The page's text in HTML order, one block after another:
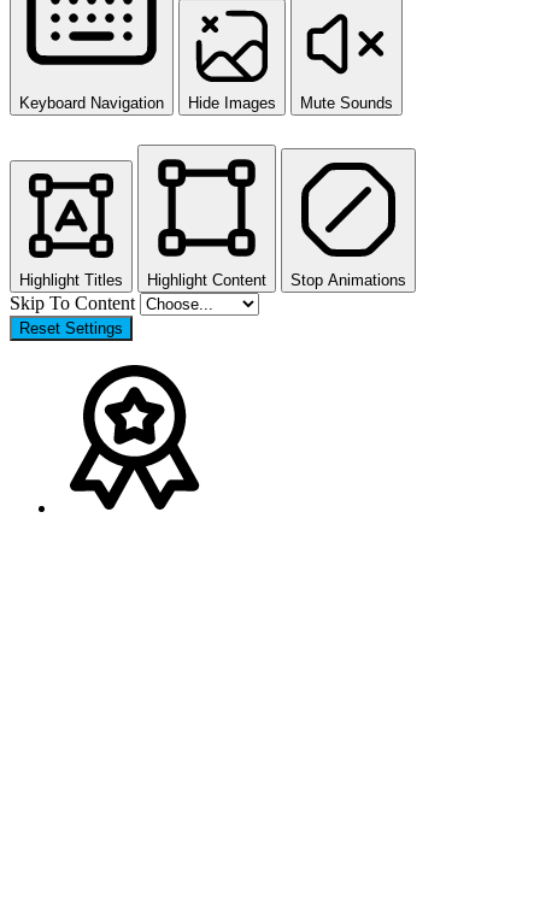
Keyboard Navigation Hide Images Mute Sounds
Highlight Titles Highlight Content Stop Animations
Skip To Content
Reset Settings